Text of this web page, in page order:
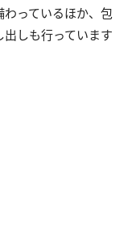
っているほか、包
しも行っています